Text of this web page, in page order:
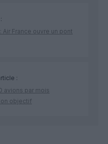
Air France ouvre un pont
:
avions par mois
objectif